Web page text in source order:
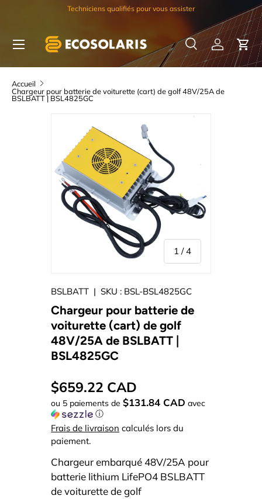
Techniciens qualifiés pour vous assister
Recherche
Recherche
Se
Menu
Accueil
Chargeur pour batterie de voiturette (cart) de golf 48V/25A de
BSLBATT | BSL4825GC
1 /de
4
BSLBATT |SKU : BSL-BSL4825GC
Chargeur pour batterie de
voiturette (cart) de golf
48V/25A de BSLBATT |
BSL4825GC
$659.22 CAD
ou 5 paiements de$131.84 CAD avec
ⓘ
Frais de livraison calculés lors du
paiement.
Chargeur embarqué 48V/25A pour
batterie lithium LifePO4 BSLBATT
de voiturette de golf